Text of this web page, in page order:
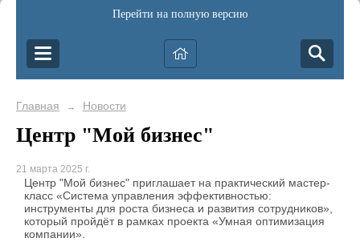
Перейти на полную версию
Главная → Новости
Центр "Мой бизнес"
21 марта 2025 г.
Центр "Мой бизнес" приглашает на практический мастер-
класс «Система управления эффективностью:
инструменты для роста бизнеса и развития сотрудников»,
который пройдёт в рамках проекта «Умная оптимизация
компании».